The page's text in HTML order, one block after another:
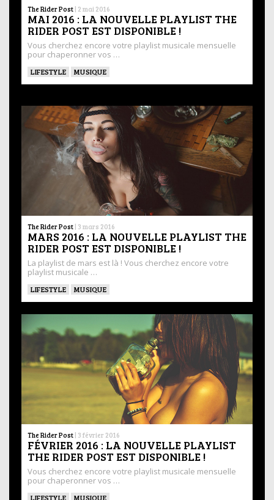
The Rider Post | 2 mai 2016
MAI 2016 : LA NOUVELLE PLAYLIST THE
RIDER POST EST DISPONIBLE !
Vous cherchez encore votre playlist musicale mensuelle
pour chaperonner vos …
LIFESTYLE MUSIQUE
The Rider Post | 3 mars 2016
MARS 2016 : LA NOUVELLE PLAYLIST THE
RIDER POST EST DISPONIBLE !
La playlist de mars est là ! Vous cherchez encore votre
playlist musicale …
LIFESTYLE MUSIQUE
The Rider Post | 3 février 2016
FÉVRIER 2016 : LA NOUVELLE PLAYLIST
THE RIDER POST EST DISPONIBLE !
Vous cherchez encore votre playlist musicale mensuelle
pour chaperonner vos …
LIFESTYLE MUSIQUE